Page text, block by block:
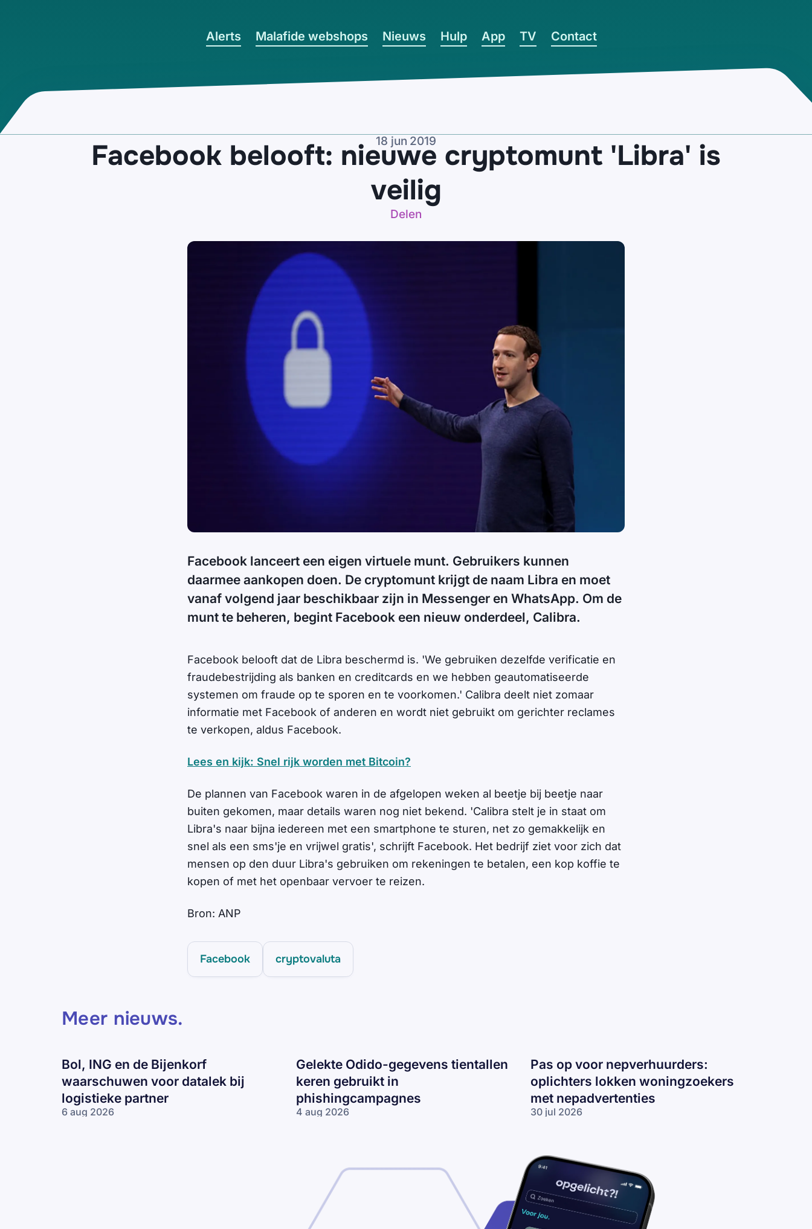
Alerts Malafide webshops Nieuws Hulp App TV Contact
18 jun 2019
Facebook belooft: nieuwe cryptomunt 'Libra' is
veilig
Delen
Facebook lanceert een eigen virtuele munt. Gebruikers kunnen
daarmee aankopen doen. De cryptomunt krijgt de naam Libra en moet
vanaf volgend jaar beschikbaar zijn in Messenger en WhatsApp. Om de
munt te beheren, begint Facebook een nieuw onderdeel, Calibra.
Facebook belooft dat de Libra beschermd is. 'We gebruiken dezelfde verificatie en
fraudebestrijding als banken en creditcards en we hebben geautomatiseerde
systemen om fraude op te sporen en te voorkomen.' Calibra deelt niet zomaar
informatie met Facebook of anderen en wordt niet gebruikt om gerichter reclames
te verkopen, aldus Facebook.
Lees en kijk: Snel rijk worden met Bitcoin?
De plannen van Facebook waren in de afgelopen weken al beetje bij beetje naar
buiten gekomen, maar details waren nog niet bekend. 'Calibra stelt je in staat om
Libra's naar bijna iedereen met een smartphone te sturen, net zo gemakkelijk en
snel als een sms'je en vrijwel gratis', schrijft Facebook. Het bedrijf ziet voor zich dat
mensen op den duur Libra's gebruiken om rekeningen te betalen, een kop koffie te
kopen of met het openbaar vervoer te reizen.
Bron: ANP
Facebook cryptovaluta
Meer nieuws.
Bol, ING en de Bijenkorf
waarschuwen voor datalek bij
logistieke partner
6 aug 2026
Gelekte Odido-gegevens tientallen
keren gebruikt in
phishingcampagnes
4 aug 2026
Pas op voor nepverhuurders:
oplichters lokken woningzoekers
met nepadvertenties
30 jul 2026
lokken
woningzoekers
nepadvertenties